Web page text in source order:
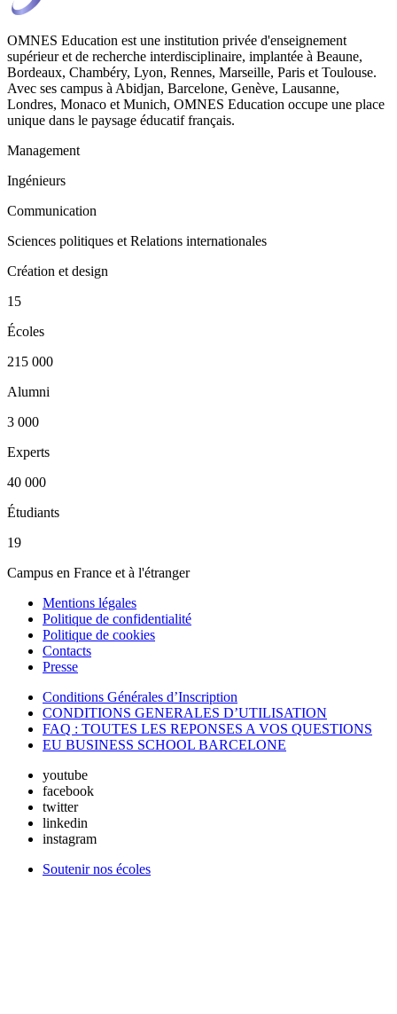
OMNES Education est une institution privée d'enseignement
supérieur et de recherche interdisciplinaire, implantée à Beaune,
Bordeaux, Chambéry, Lyon, Rennes, Marseille, Paris et Toulouse.
Avec ses campus à Abidjan, Barcelone, Genève, Lausanne,
Londres, Monaco et Munich, OMNES Education occupe une place
unique dans le paysage éducatif français.
Management
Ingénieurs
Communication
Sciences politiques et Relations internationales
Création et design
15
Écoles
215 000
Alumni
3 000
Experts
40 000
Étudiants
19
Campus en France et à l'étranger
Mentions légales
Politique de confidentialité
Politique de cookies
Contacts
Presse
Conditions Générales d’Inscription
CONDITIONS GENERALES D’UTILISATION
FAQ : TOUTES LES REPONSES A VOS QUESTIONS
EU BUSINESS SCHOOL BARCELONE
youtube
facebook
twitter
linkedin
instagram
Soutenir nos écoles